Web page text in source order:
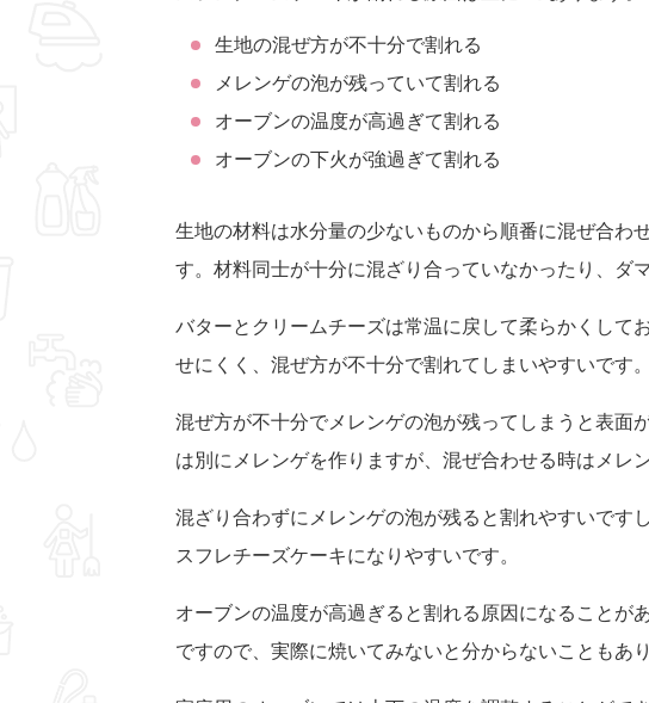
生地の混ぜ方が不十分で割れる
メレンゲの泡が残っていて割れる
オーブンの温度が高過ぎて割れる
オーブンの下火が強過ぎて割れる
生地の材料は水分量の少ないものから順番に混ぜ合わ
す。材料同士が十分に混ざり合っていなかったり、ダ
バターとクリームチーズは常温に戻して柔らかくして
せにくく、混ぜ方が不十分で割れてしまいやすいです。
混ぜ方が不十分でメレンゲの泡が残ってしまうと表面
は別にメレンゲを作りますが、混ぜ合わせる時はメレ
混ざり合わずにメレンゲの泡が残ると割れやすいです
スフレチーズケーキになりやすいです。
オーブンの温度が高過ぎると割れる原因になることが
ですので、実際に焼いてみないと分からないこともあり